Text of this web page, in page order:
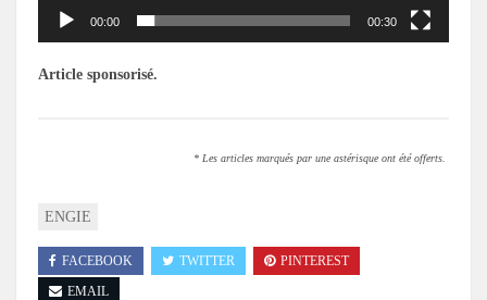
00:00 00:30
Article sponsorisé.
* Les articles marqués par une astérisque ont été offerts.
ENGIE
FACEBOOK TWITTER
PINTEREST
EMAIL